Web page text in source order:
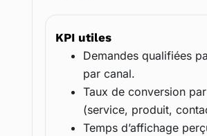
KPI utiles
Demandes qualifiées
par canal.
Taux de conversion
(service, produit,
Temps d’affichage